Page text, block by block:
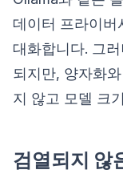
데이터 프라이버
대화합니다. 그
되지만, 양자화
지 않고 모델 크
검열되지 않